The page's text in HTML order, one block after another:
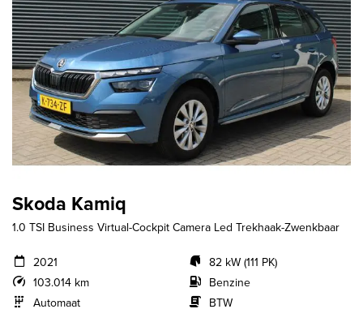
Skoda Kamiq
1.0 TSI Business Virtual-Cockpit Camera Led Trekhaak-Zwenkbaar
2021
103.014 km
Automaat
82 kW (111 PK)
Benzine
BTW